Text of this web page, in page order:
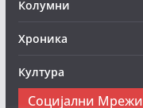
Колумни
Хроника
Култура
Социјални Мрежи